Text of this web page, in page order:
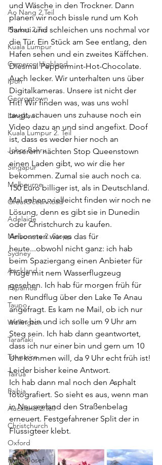
Ao Nang 2.Teil
Phuket 2.Teil
Kuala Lumpur
Cameron Highland
Ipoh
Georgetown
Langkawi
Kuala Lumpur 2. Teil
Johor Bahru
Singapur
Melbourne
GreatOceanRoad
Adelaide
Melbourne 2. Stopp
Sydney
Auckland
Papamoa
Taupo
Wellington
Taranaki
Tongariro
Tairua
Paihia
Auckland 2.Teil
Christchurch
Oxford
Franz-Josef
und Wäsche in den Trockner. Dann
planen wir noch bissle rund um Koh
Samui und schleichen uns nochmal vor
die Tür. Ein Stück am See entlang, den
Hafen sehen und ein zweites Käffchen.
Diesmal Peppermint-Hot-Chocolate.
Auch lecker. Wir unterhalten uns über
Digitalkameras. Unsere ist nicht der
Hit! Wir finden was, was uns wohl
taugt, schauen uns zuhause noch ein
Video dazu an und sind angefixt. Doof
ist, dass es weder hier noch an
unserem nächten Stop Queenstown
einen Laden gibt, wo wir die her
bekommen. Zumal sie auch noch ca.
150 Euro billiger ist, als in Deutschland.
Mal sehen, vielleicht finden wir noch ne
Lösung, denn es gibt sie in Dunedin
oder Christchurch zu kaufen.
Ansonsten war es das für
heute...obwohl nicht ganz: ich hab
beim Spaziergang einen Anbieter für
Flüge mit nem Wasserflugzeug
gesehen. Ich hab für morgen früh für
nen Rundflug über den Lake Te Anau
angefragt. Es kam ne Mail, ob ich nur
einer bin und ich solle um 9 Uhr am
Steg sein. Ich hab dann geantwortet,
dass ich nur einer bin und gern um 10
Uhr kommen will, da 9 Uhr echt früh ist!
Leider bisher keine Antwort.
Ich hab dann mal noch den Asphalt
fotografiert. So sieht es aus, wenn man
in Neuseeland den Straßenbelag
erneuert. Festgefahrener Split der in
Flüssigteer klebt.